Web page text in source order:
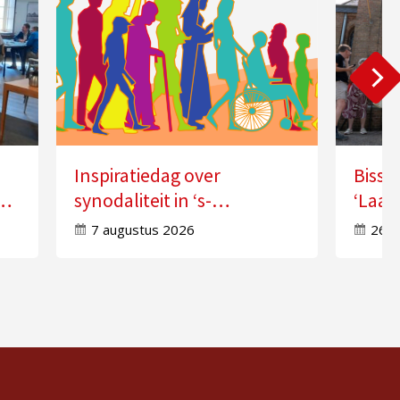
Inspiratiedag over
synodaliteit in ‘s-
Hertogenbosch
7 augustus 2026 26